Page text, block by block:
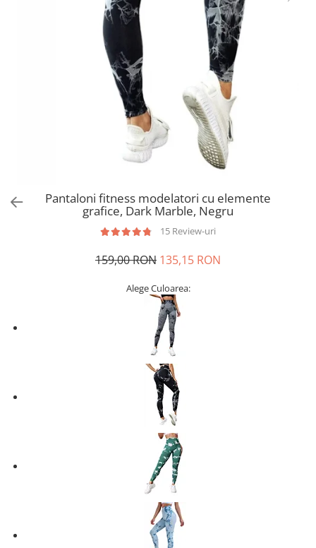
Pantaloni fitness modelatori cu elemente
grafice, Dark Marble, Negru
15 Review-uri
159,00 RON 135,15 RON
Alege Culoarea: